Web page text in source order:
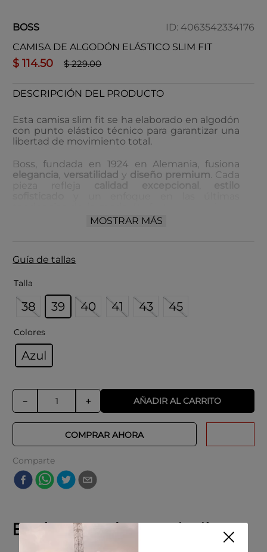
BOSS ID: 4063542334176
CAMISA DE ALGODÓN ELÁSTICO SLIM FIT
$ 114.50 $ 229.00
DESCRIPCIÓN DEL PRODUCTO
Esta camisa slim fit se ha elaborado en algodón
con punto elástico técnico para garantizar una
libertad de movimiento total.
Boss, fundada en 1924 en Alemania, fusiona
elegancia, versatilidad y diseño premium. Cada
pieza refleja
calidad excepcional
estilo
ropa de lujo,accesorios modernos
MOSTRAR MÁS
Guía de tallas
Talla
38 39 40 41 43 45
Colores
Azul
＋
－ AÑADIR AL CARRITO
COMPRAR AHORA
Comparte
Explora productos similares